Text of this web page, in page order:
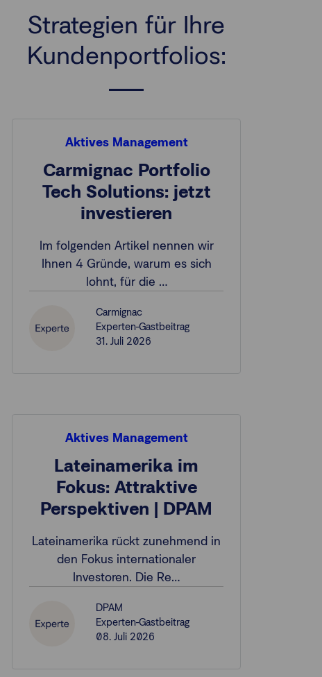
Strategien für Ihre
Kundenportfolios:
Aktives Management
Carmignac Portfolio
Tech Solutions: jetzt
investieren
Im folgenden Artikel nennen wir
Ihnen 4 Gründe, warum es sich
lohnt, für die …
Carmignac
Experten-Gastbeitrag
31. Juli 2026
Aktives Management
Lateinamerika im
Fokus: Attraktive
Perspektiven | DPAM
Lateinamerika rückt zunehmend in
den Fokus internationaler
Investoren. Die Re…
DPAM
Experten-Gastbeitrag
08. Juli 2026